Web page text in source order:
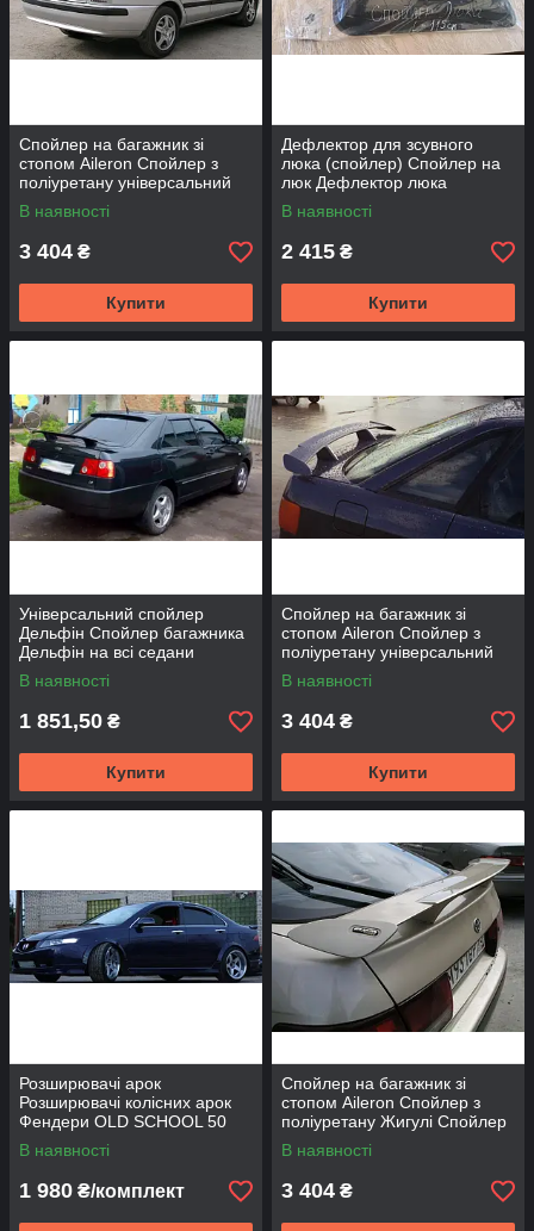
Спойлер на багажник зі
стопом Aileron Спойлер з
поліуретану універсальний
Спойлер Пілот-МІНІ для авто
В наявності
3 404 ₴
Купити
Дефлектор для зсувного
люка (спойлер) Спойлер на
люк Дефлектор люка
універсальний 115см
В наявності
2 415 ₴
Купити
Універсальний спойлер
Дельфін Спойлер багажника
Дельфін на всі седани
Спойлер на багажник
Дельфін Седан
В наявності
1 851,50 ₴
Купити
Спойлер на багажник зі
стопом Aileron Спойлер з
поліуретану універсальний
Спойлер Пілот-МІДІ для авто
В наявності
3 404 ₴
Купити
Розширювачі арок
Розширювачі колісних арок
Фендери OLD SCHOOL 50
мм
В наявності
1 980 ₴/комплект
Спойлер на багажник зі
стопом Aileron Спойлер з
поліуретану Жигулі Спойлер
Пілот на всі іномарки
В наявності
3 404 ₴